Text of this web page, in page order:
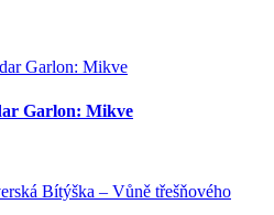
Garlon: Mikve